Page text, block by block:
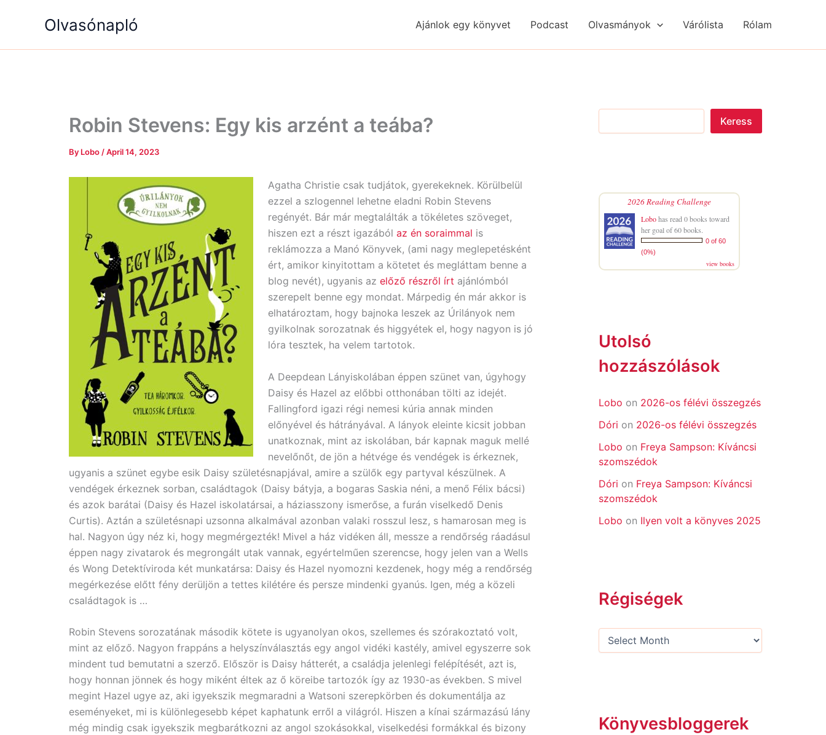
Olvasónapló Ajánlok egy könyvet Podcast Olvasmányok Várólista Rólam
Robin Stevens: Egy kis arzént a teába?
By Lobo /April 14, 2023
Agatha Christie csak tudjátok, gyerekeknek. Körülbelül
ezzel a szlogennel lehetne eladni Robin Stevens
regényét. Bár már megtalálták a tökéletes szöveget,
hiszen ezt a részt igazából az én soraimmal is
reklámozza a Manó Könyvek, (ami nagy meglepetésként
ért, amikor kinyitottam a kötetet és megláttam benne a
blog nevét), ugyanis az előző részről írt ajánlómból
szerepelt benne egy mondat. Márpedig én már akkor is
elhatároztam, hogy bajnoka leszek az Úrilányok nem
gyilkolnak sorozatnak és higgyétek el, hogy nagyon is jó
lóra tesztek, ha velem tartotok.
A Deepdean Lányiskolában éppen szünet van, úgyhogy
Daisy és Hazel az előbbi otthonában tölti az idejét.
Fallingford igazi régi nemesi kúria annak minden
előnyével és hátrányával. A lányok eleinte kicsit jobban
unatkoznak, mint az iskolában, bár kapnak maguk mellé
nevelőnőt, de jön a hétvége és vendégek is érkeznek,
ugyanis a szünet egybe esik Daisy születésnapjával, amire a szülők egy partyval készülnek. A
vendégek érkeznek sorban, családtagok (Daisy bátyja, a bogaras Saskia néni, a menő Félix bácsi)
és azok barátai (Daisy és Hazel iskolatársai, a háziasszony ismerőse, a furán viselkedő Denis
Curtis). Aztán a születésnapi uzsonna alkalmával azonban valaki rosszul lesz, s hamarosan meg is
hal. Nagyon úgy néz ki, hogy megmérgezték! Mivel a ház vidéken áll, messze a rendőrség ráadásul
éppen nagy zivatarok és megrongált utak vannak, egyértelműen szerencse, hogy jelen van a Wells
és Wong Detektíviroda két munkatársa: Daisy és Hazel nyomozni kezdenek, hogy még a rendőrség
megérkezése előtt fény derüljön a tettes kilétére és persze mindenki gyanús. Igen, még a közeli
családtagok is …
Robin Stevens sorozatának második kötete is ugyanolyan okos, szellemes és szórakoztató volt,
mint az előző. Nagyon frappáns a helyszínválasztás egy angol vidéki kastély, amivel egyszerre sok
mindent tud bemutatni a szerző. Először is Daisy hátterét, a családja jelenlegi felépítését, azt is,
hogy honnan jönnek és hogy miként éltek az ő köreibe tartozók így az 1930-as években. S mivel
megint Hazel ugye az, aki igyekszik megmaradni a Watsoni szerepkörben és dokumentálja az
eseményeket, mi is különlegesebb képet kaphatunk erről a világról. Hiszen a kínai származású lány
még mindig csak igyekszik megbarátkozni az angol szokásokkal, viselkedési formákkal és bizony
a
Keress
2026 Reading Challenge
Lobohas read 0 books toward
her goal of 60 books.
0 of 60
(0%)
view books
Utolsó
hozzászólások
Lobo on 2026-os félévi összegzés
Dóri on 2026-os félévi összegzés
Lobo on Freya Sampson: Kíváncsi
szomszédok
Dóri on Freya Sampson: Kíváncsi
szomszédok
Lobo on Ilyen volt a könyves 2025
Régiségek
g
Könyvesbloggerek
g